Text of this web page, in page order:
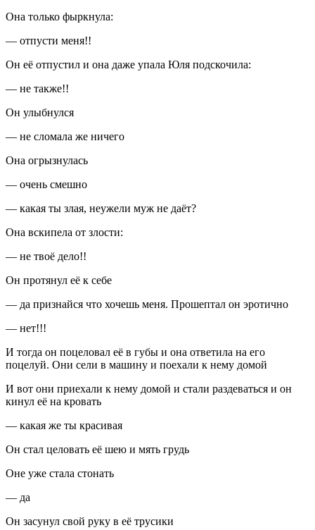
Она только фыркнула:
— отпусти меня!!
Он её отпустил и она даже упала Юля подскочила:
— не также!!
Он улыбнулся
— не сломала же ничего
Она огрызнулась
— очень смешно
— какая ты злая, неужели муж не даёт?
Она вскипела от злости:
— не твоё дело!!
Он протянул её к себе
— да признайся что хочешь меня. Прошептал он эротично
— нет!!!
И тогда он поцеловал её в губы и она ответила на его
поцелуй. Они сели в машину и поехали к нему домой
И вот они приехали к нему домой и стали раздеваться и он
кинул её на кровать
— какая же ты красивая
Он стал целовать её шею и мять грудь
Оне уже стала стонать
— да
Он засунул свой руку в её трусики